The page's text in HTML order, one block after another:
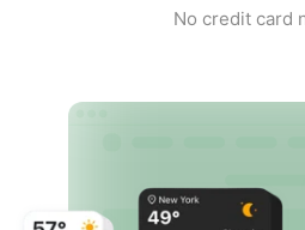
No credit card